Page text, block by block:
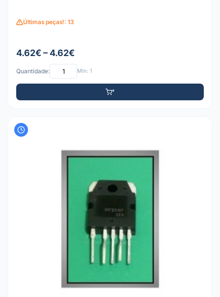
Últimas peças!: 13
4.62€ – 4.62€
Quantidade: Mín: 1